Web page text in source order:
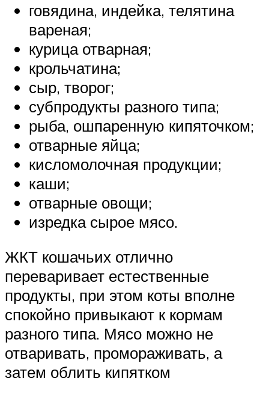
говядина, индейка, телятина
вареная;
курица отварная;
крольчатина;
сыр, творог;
субпродукты разного типа;
рыба, ошпаренную кипяточком;
отварные яйца;
кисломолочная продукции;
каши;
отварные овощи;
изредка сырое мясо.
ЖКТ кошачьих отлично
переваривает естественные
продукты, при этом коты вполне
спокойно привыкают к кормам
разного типа. Мясо можно не
отваривать, промораживать, а
затем облить кипятком